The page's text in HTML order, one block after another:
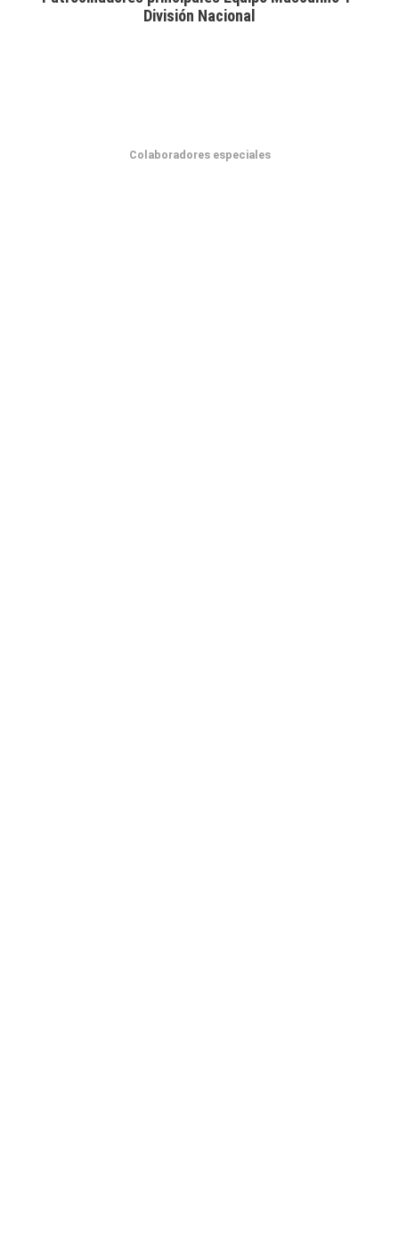
División Nacional
Colaboradores especiales